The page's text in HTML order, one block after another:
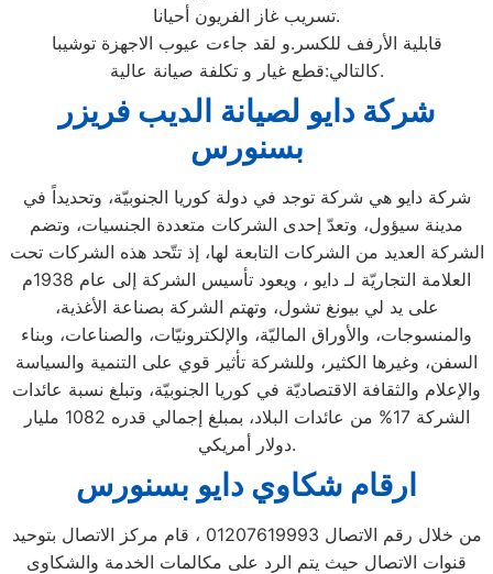
تسريب غاز الفريون أحيانا.
قابلية الأرفف للكسر.و لقد جاءت عيوب الاجهزة توشيبا
كالتالي:قطع غيار و تكلفة صيانة عالية.
شركة دايو لصيانة الديب فريزر
بسنورس
شركة دايو هي شركة توجد في دولة كوريا الجنوبيّة، وتحديداً في
مدينة سيؤول، وتعدّ إحدى الشركات متعددة الجنسيات، وتضم
الشركة العديد من الشركات التابعة لها، إذ تتّحد هذه الشركات تحت
العلامة التجاريّة لـ دايو ، ويعود تأسيس الشركة إلى عام 1938م
على يد لي بيونغ تشول، وتهتم الشركة بصناعة الأغذية،
والمنسوجات، والأوراق الماليّة، والإلكترونيّات، والصناعات، وبناء
السفن، وغيرها الكثير، وللشركة تأثير قوي على التنمية والسياسة
والإعلام والثقافة الاقتصاديّة في كوريا الجنوبيّة، وتبلغ نسبة عائدات
الشركة 17% من عائدات البلاد، بمبلغ إجمالي قدره 1082 مليار
دولار أمريكي.
ارقام شكاوي دايو بسنورس
من خلال رقم الاتصال 01207619993 ، قام مركز الاتصال بتوحيد
قنوات الاتصال حيث يتم الرد على مكالمات الخدمة والشكاوى